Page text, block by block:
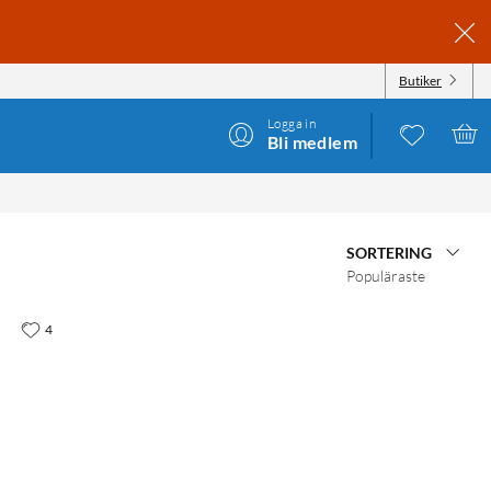
Butiker
Logga in
Bli medlem
SORTERING
Populäraste
4